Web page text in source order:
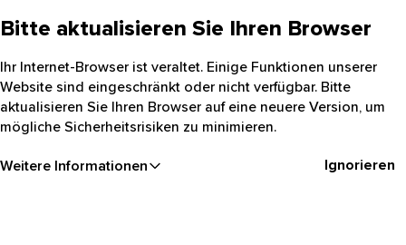
Bitte aktualisieren Sie Ihren Browser
Ihr Internet-Browser ist veraltet. Einige Funktionen unserer
Website sind eingeschränkt oder nicht verfügbar. Bitte
aktualisieren Sie Ihren Browser auf eine neuere Version, um
mögliche Sicherheitsrisiken zu minimieren.
Weitere Informationen Ignorieren